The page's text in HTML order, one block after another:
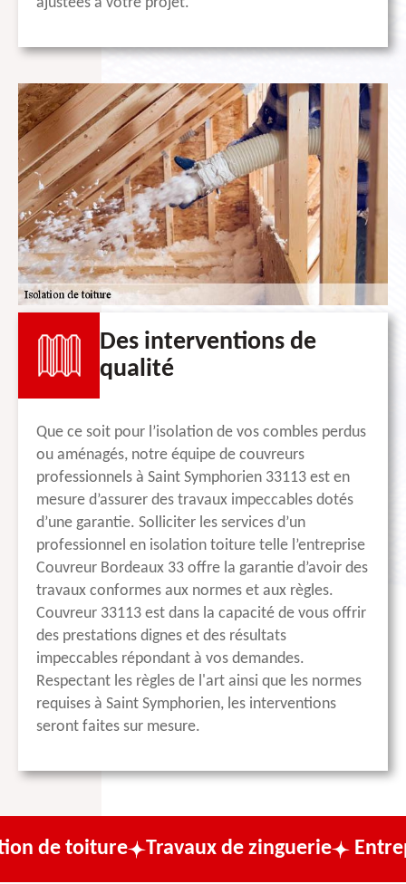
ajustées à votre projet.
Des interventions de
qualité
Que ce soit pour l’isolation de vos combles perdus
ou aménagés, notre équipe de couvreurs
professionnels à Saint Symphorien 33113 est en
mesure d’assurer des travaux impeccables dotés
d’une garantie. Solliciter les services d’un
professionnel en isolation toiture telle l’entreprise
Couvreur Bordeaux 33 offre la garantie d’avoir des
travaux conformes aux normes et aux règles.
Couvreur 33113 est dans la capacité de vous offrir
des prestations dignes et des résultats
impeccables répondant à vos demandes.
Respectant les règles de l'art ainsi que les normes
requises à Saint Symphorien, les interventions
seront faites sur mesure.
Travaux de zinguerie Entreprise de